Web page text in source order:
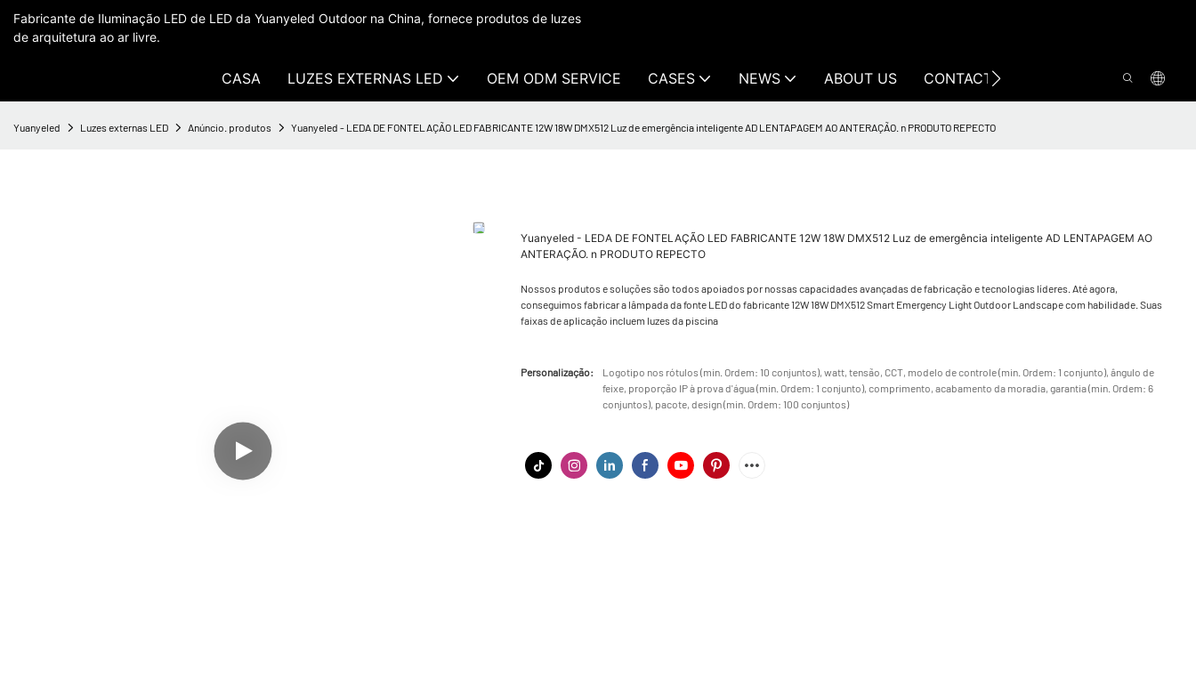
Fabricante de Iluminação LED de LED da Yuanyeled Outdoor na China, fornece produtos de luzes
de arquitetura ao ar livre.
CASA LUZES EXTERNAS LED OEM ODM SERVICE CASES NEWS ABOUT US CONTACT US
Yuanyeled Luzes externas LED Anúncio. produtos Yuanyeled - LEDA DE FONTELAÇÃO LED FABRICANTE 12W 18W DMX512 Luz de emergência inteligente AD LENTAPAGEM AO ANTERAÇÃO. n PRODUTO REPECTO
Yuanyeled - LEDA DE FONTELAÇÃO LED FABRICANTE 12W 18W DMX512 Luz de emergência inteligente AD LENTAPAGEM AO
ANTERAÇÃO. n PRODUTO REPECTO
Nossos produtos e soluções são todos apoiados por nossas capacidades avançadas de fabricação e tecnologias líderes. Até agora,
conseguimos fabricar a lâmpada da fonte LED do fabricante 12W 18W DMX512 Smart Emergency Light Outdoor Landscape com habilidade. Suas
faixas de aplicação incluem luzes da piscina
Personalização:
Logotipo nos rótulos (min. Ordem: 10 conjuntos), watt, tensão, CCT, modelo de controle (min. Ordem: 1 conjunto), ângulo de
feixe, proporção IP à prova d'água (min. Ordem: 1 conjunto), comprimento, acabamento da moradia, garantia (min. Ordem: 6
conjuntos), pacote, design (min. Ordem: 100 conjuntos)